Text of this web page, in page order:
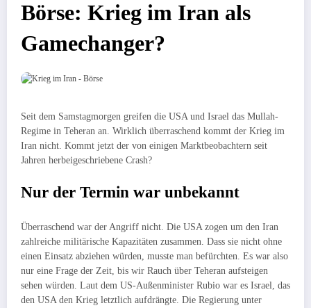
Börse: Krieg im Iran als
Gamechanger?
Seit dem Samstagmorgen greifen die USA und Israel das Mullah-
Regime in Teheran an. Wirklich überraschend kommt der Krieg im
Iran nicht. Kommt jetzt der von einigen Marktbeobachtern seit
Jahren herbeigeschriebene Crash?
Nur der Termin war unbekannt
Überraschend war der Angriff nicht. Die USA zogen um den Iran
zahlreiche militärische Kapazitäten zusammen. Dass sie nicht ohne
einen Einsatz abziehen würden, musste man befürchten. Es war also
nur eine Frage der Zeit, bis wir Rauch über Teheran aufsteigen
sehen würden. Laut dem US-Außenminister Rubio war es Israel, das
den USA den Krieg letztlich aufdrängte. Die Regierung unter